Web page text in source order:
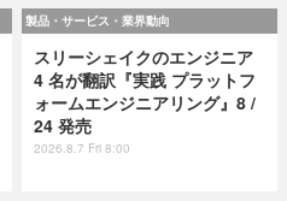
製品・サービス・業界動向
スリーシェイクのエンジニア
4 名が翻訳『実践 プラットフ
ォームエンジニアリング』8 /
24 発売
2026.8.7 Fri 8:00